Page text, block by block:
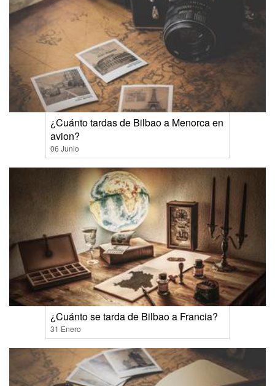
¿Cuánto tardas de Bilbao a Menorca en
avion?
06 Junio
¿Cuánto se tarda de Bilbao a Francia?
31 Enero